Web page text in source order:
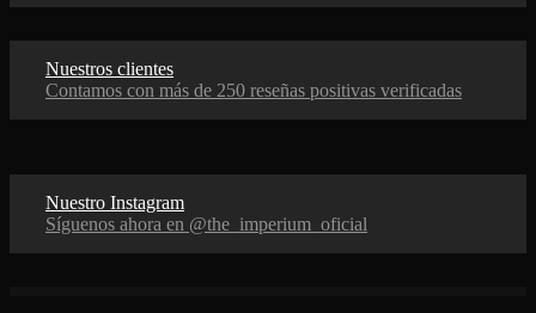
Nuestros clientes
Contamos con más de 250 reseñas positivas verificadas
Nuestro Instagram
Síguenos ahora en @the_imperium_oficial